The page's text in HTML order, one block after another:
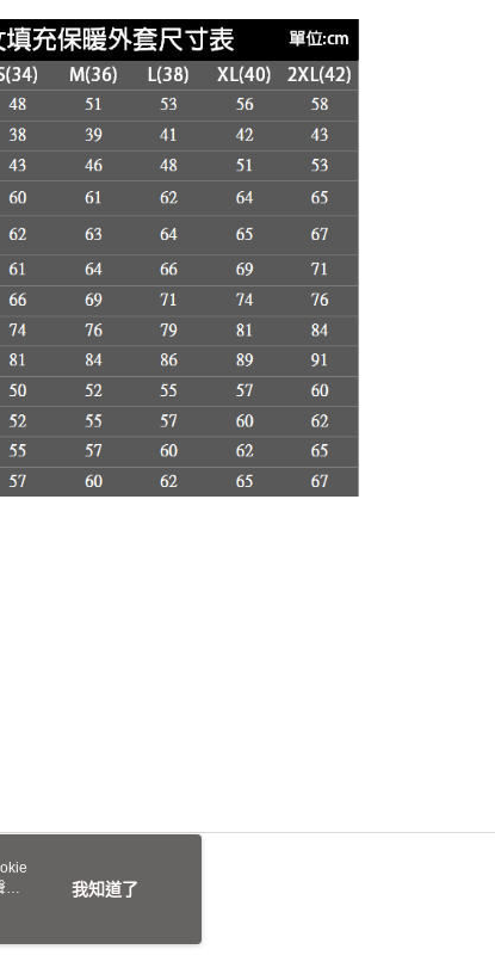
股份有限公司提供之「AFTEE先享後付」服務完成之
必要範圍內提供個人資料，並將交易相關給付款項請
技股份有限公司。
#terms3
請事先徵得法定代理人或監護人之同意方可使用
」，若未經同意申辦者引起之損失，本公司不負相關責
享後付」時，將依據個別帳號之用戶狀況，依本公司
上限額度；若仍有額度不足之情形，本公司將視審查
份認證。
個帳號或使用他人資訊註冊。若發現惡意使用之情
明
我知道了